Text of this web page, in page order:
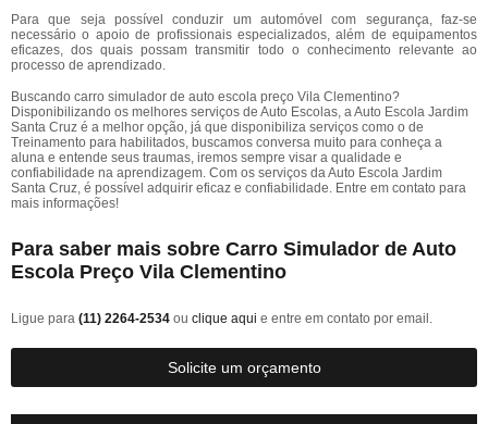
Para que seja possível conduzir um automóvel com segurança, faz-se
necessário o apoio de profissionais especializados, além de equipamentos
eficazes, dos quais possam transmitir todo o conhecimento relevante ao
processo de aprendizado.
Buscando carro simulador de auto escola preço Vila Clementino?
Disponibilizando os melhores serviços de Auto Escolas, a Auto Escola Jardim
Santa Cruz é a melhor opção, já que disponibiliza serviços como o de
Treinamento para habilitados, buscamos conversa muito para conheça a
aluna e entende seus traumas, iremos sempre visar a qualidade e
confiabilidade na aprendizagem. Com os serviços da Auto Escola Jardim
Santa Cruz, é possível adquirir eficaz e confiabilidade. Entre em contato para
mais informações!
Para saber mais sobre Carro Simulador de Auto
Escola Preço Vila Clementino
Ligue para (11) 2264-2534 ou clique aqui e entre em contato por email.
Solicite um orçamento